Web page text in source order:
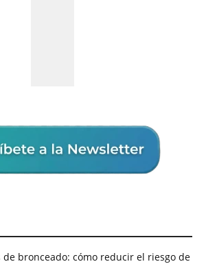
de bronceado: cómo reducir el riesgo de